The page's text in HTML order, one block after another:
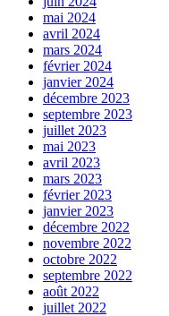
mai 2024
avril 2024
mars 2024
février 2024
janvier 2024
décembre 2023
septembre 2023
juillet 2023
mai 2023
avril 2023
mars 2023
février 2023
janvier 2023
décembre 2022
novembre 2022
octobre 2022
septembre 2022
août 2022
juillet 2022